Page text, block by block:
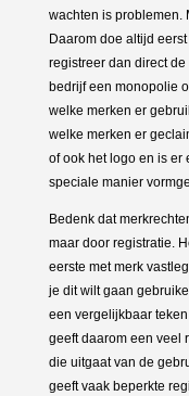
wachten is problemen.
Daarom doe altijd
registreer dan direct
bedrijf een monopolie
welke merken er
welke merken er
of ook het logo en is er
speciale manier
Bedenk dat
maar door registratie.
eerste met merk
je dit wilt gaan
een vergelijkbaar
geeft daarom een veel
die uitgaat van de
geeft vaak beperkte